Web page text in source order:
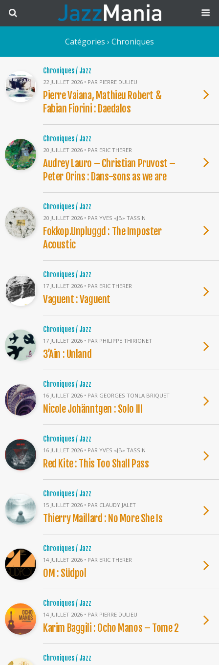
Catégories › Chroniques
Chroniques / Jazz
22 JUILLET 2026 • PAR PIERRE DULIEU
Pierre Vaiana, Mathieu Robert &
Fabian Fiorini : Daedalos
Chroniques / Jazz
20 JUILLET 2026 • PAR ERIC THERER
Audrey Lauro – Christian Pruvost –
Peter Orins : Dans-sons as we are
Chroniques / Jazz
20 JUILLET 2026 • PAR YVES «JB» TASSIN
Fokkop.Unpluggd : The Imposter
Acoustic
Chroniques / Jazz
17 JUILLET 2026 • PAR ERIC THERER
Vaguent : Vaguent
Chroniques / Jazz
17 JUILLET 2026 • PAR PHILIPPE THIRIONET
3’Ain : Unland
Chroniques / Jazz
16 JUILLET 2026 • PAR GEORGES TONLA BRIQUET
Nicole Johänntgen : Solo III
Chroniques / Jazz
16 JUILLET 2026 • PAR YVES «JB» TASSIN
Red Kite : This Too Shall Pass
Chroniques / Jazz
15 JUILLET 2026 • PAR CLAUDY JALET
Thierry Maillard : No More She Is
Chroniques / Jazz
14 JUILLET 2026 • PAR ERIC THERER
OM : Südpol
Chroniques / Jazz
14 JUILLET 2026 • PAR PIERRE DULIEU
Karim Baggili : Ocho Manos – Tome 2
Chroniques / Jazz